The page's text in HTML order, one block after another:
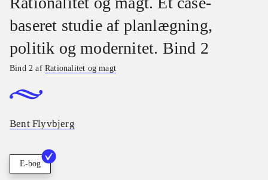
baseret studie af planlægning,
politik og modernitet. Bind 2
Bind 2 afRationalitet og magt
Bent Flyvbjerg
E-bog